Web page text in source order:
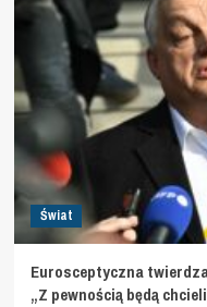
Świat
Eurosceptyczna
„Z pewnością będą